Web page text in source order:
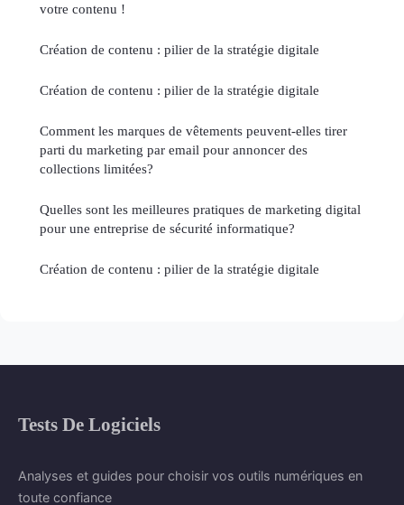
votre contenu !
Création de contenu : pilier de la stratégie digitale
Création de contenu : pilier de la stratégie digitale
Comment les marques de vêtements peuvent-elles tirer
parti du marketing par email pour annoncer des
collections limitées?
Quelles sont les meilleures pratiques de marketing digital
pour une entreprise de sécurité informatique?
Création de contenu : pilier de la stratégie digitale
Tests De Logiciels
Analyses et guides pour choisir vos outils numériques en
toute confiance